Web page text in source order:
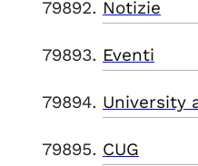
Notizie
Eventi
University
CUG